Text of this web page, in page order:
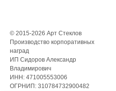
© 2015-2026 Арт Стеклов
Производство корпоративных
наград
ИП Сидоров Александр
Владимирович
ИНН: 471005553006
ОГРНИП: 310784732900482